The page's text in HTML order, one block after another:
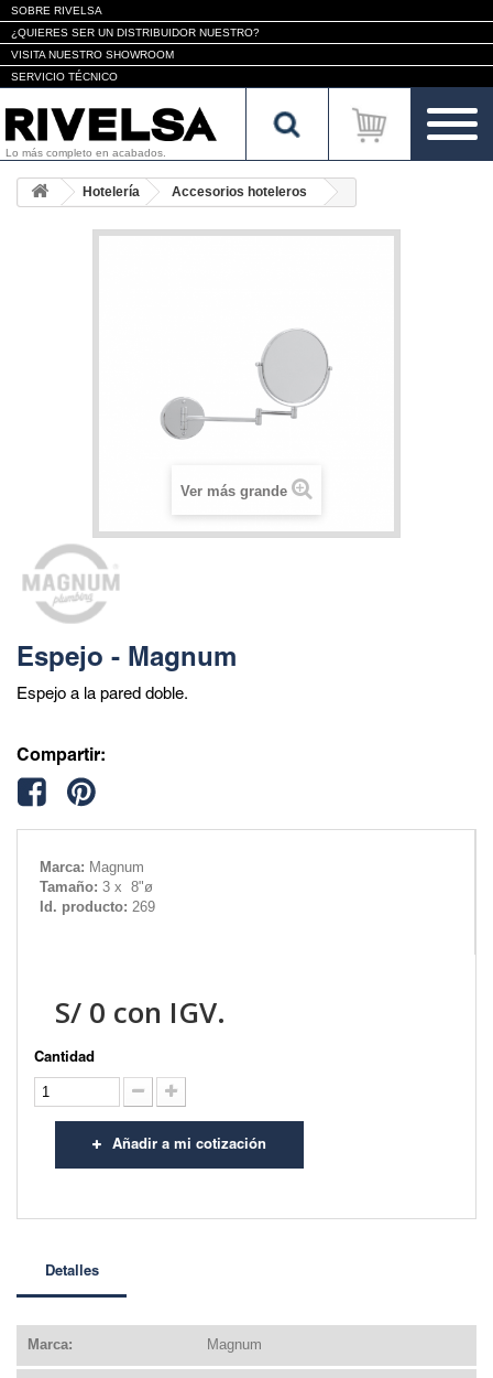
SOBRE RIVELSA
¿QUIERES SER UN DISTRIBUIDOR NUESTRO?
VISITA NUESTRO SHOWROOM
SERVICIO TÉCNICO
Lo más completo en acabados.
Hotelería Accesorios hoteleros
Ver más grande
Espejo - Magnum
Espejo a la pared doble.
Compartir:
Marca: Magnum
Tamaño: 3 x 8"ø
Id. producto: 269
S/ 0 con IGV.
Cantidad
Añadir a mi cotización
Detalles
Marca: Magnum